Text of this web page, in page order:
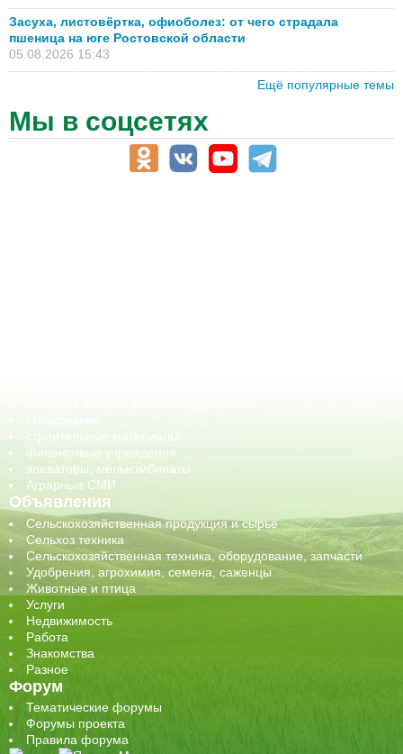
Засуха, листовёртка, офиоболез: от чего страдала
пшеница на юге Ростовской области
05.08.2026 15:43
Ещё популярные темы
Мы в соцсетях
строительные материалы
финансовые учреждения
элеваторы, мелькомбинаты
Аграрные СМИ
Объявления
Сельскохозяйственная продукция и сырье
Сельхоз техника
Сельскохозяйственная техника, оборудование, запчасти
Удобрения, агрохимия, семена, саженцы
Животные и птица
Услуги
Недвижимость
Работа
Знакомства
Разное
Форум
Тематические форумы
Форумы проекта
Правила форума